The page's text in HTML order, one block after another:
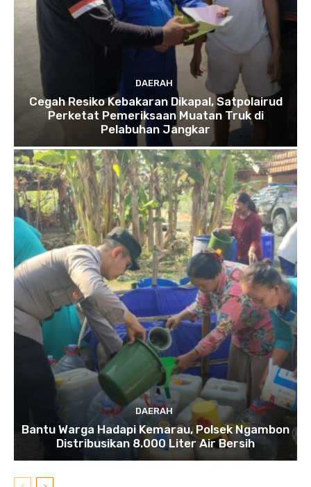
DAERAH
Cegah Resiko Kebakaran Dikapal, Satpolairud
Perketat Pemeriksaan Muatan Truk di
Pelabuhan Jangkar
DAERAH
Bantu Warga Hadapi Kemarau, Polsek Ngambon
Distribusikan 8.000 Liter Air Bersih